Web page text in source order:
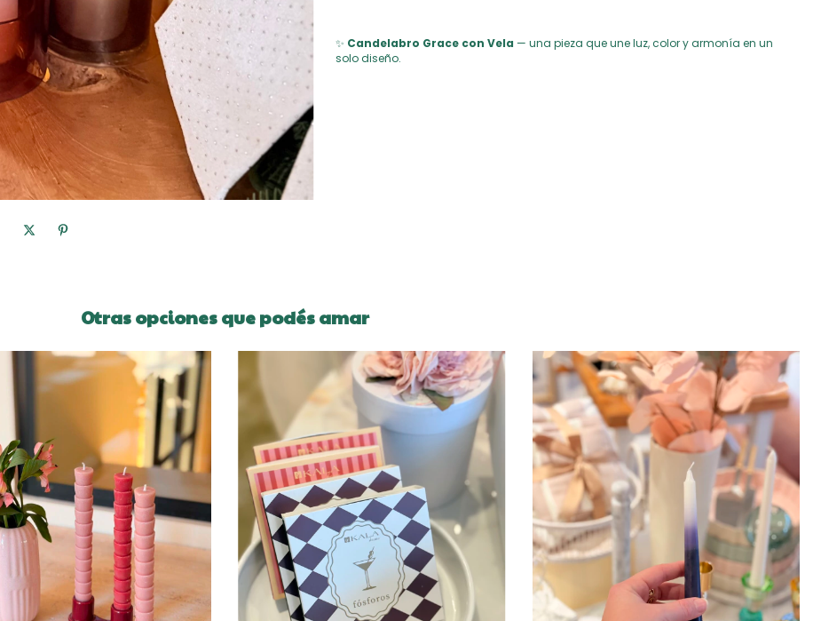
✨ Candelabro Grace con Vela — una pieza que une luz, color y armonía en un
solo diseño.
Otras opciones que podés amar